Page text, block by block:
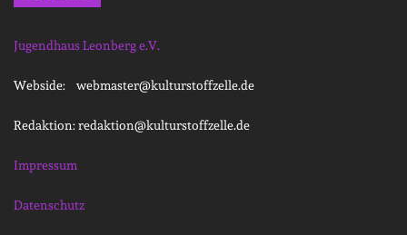
Jugendhaus Leonberg e.V.
Webside: webmaster@kulturstoffzelle.de
Redaktion: redaktion@kulturstoffzelle.de
Impressum
Datenschutz